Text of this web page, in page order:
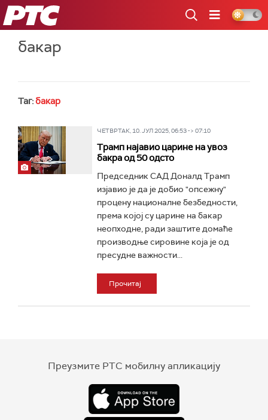
РТС
бакар
Таг:бакар
ЧЕТВРТАК, 10. ЈУЛ 2025, 06:53 -> 07:10
Трамп најавио царине на увоз
бакра од 50 одсто
Председник САД Доналд Трамп
изјавио је да је добио "опсежну"
процену националне безбедности,
према којој су царине на бакар
неопходне, ради заштите домаће
производње сировине која је од
пресудне важности...
Прочитај
Преузмите РТС мобилну апликацију